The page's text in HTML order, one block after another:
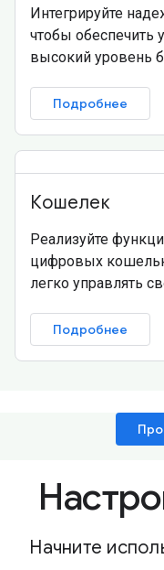
Интегрируйте
чтобы обеспечить
высокий уровень
Подробнее
Кошелек
Реализуйте
цифровых
легко управлять
Подробнее
Начните